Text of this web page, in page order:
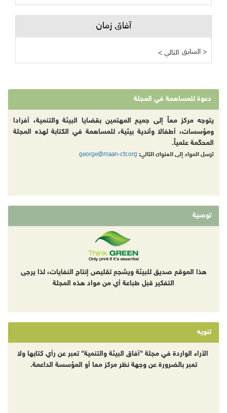
آفاق زمان
< التالي السابق >
دعوة للمساهمة في المجلة
يتوجه مركز معاً إلى جميع المهتمين بقضايا البيئة والتنمية، أفرادا
ومؤسسات، أطفالا وأندية بيئية، للمساهمة في الكتابة لهذه المجلة
المحكّمة علمياً.
ترسل المواد إلى العنوان التالي: george@maan-ctr.org
توصية
هذا الموقع صديق للبيئة ويشجع تقليص إنتاج النفايات، لذا يرجى
التفكير قبل طباعة أي من مواد هذه المجلة
تنويه
الآراء الواردة في مجلة "آفاق البيئة والتنمية" تعبر عن رأي كتابها ولا
تعبر بالضرورة عن وجهة نظر مركز معا أو المؤسسة الداعمة.